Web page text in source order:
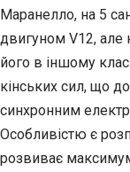
Маранелло, на 5
двигуном V12, але
його в іншому
кінських сил, що
синхронним
Особливістю є
розвиває